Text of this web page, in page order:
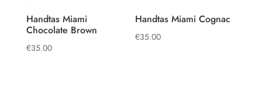
Handtas Miami
Chocolate Brown
€35.00
Handtas Miami Cognac
€35.00